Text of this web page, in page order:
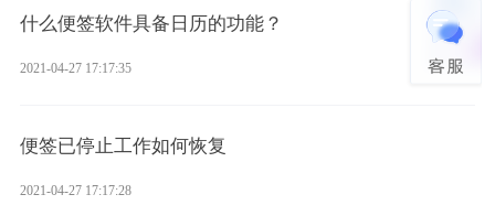
什么便签软件具备日历的功能？
2021-04-27 17:17:35
便签已停止工作如何恢复
2021-04-27 17:17:28